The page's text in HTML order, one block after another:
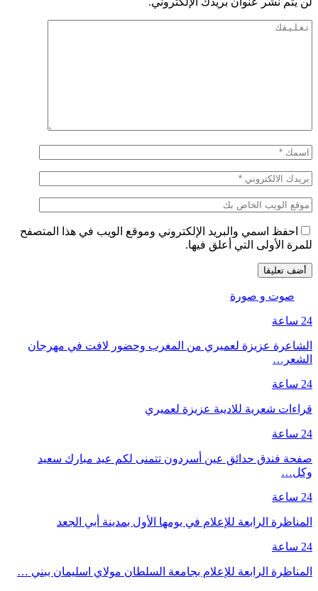
احفظ اسمي والبريد الإلكتروني وموقع الويب في هذا المتصفح
للمرة الأولى التي أعلق فيها.
صوت و صورة
24 ساعة
الشاعرة عزيزة لعميري من المغرب وحضور لافت في مهرجان
الشعر…
24 ساعة
قراءات شعرية للاديبة عزيزة لعميري
24 ساعة
صفحة فندق حدائق عين أسردون تتمنى لكم عيد مبارك سعيد
وكل…
24 ساعة
المناظرة الرابعة للإعلام في يومها الأول بمدينة أبي الجعد
24 ساعة
المناظرة الرابعة للإعلام بجامعة السلطان مولاي اسليمان ببني …